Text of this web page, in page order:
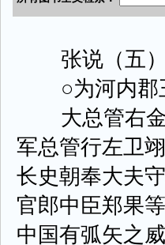
张说（五）
○为河内郡王
大总管右金
军总管行左卫
长史朝奉大夫
官郎中臣郑果
中国有弧矢之